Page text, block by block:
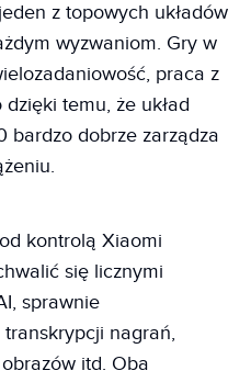
z topowych układów
wyzwaniom. Gry w
praca z
temu, że układ
bardzo dobrze zarządza
kontrolą Xiaomi
się licznymi
sprawnie
nagrań,
itd. Oba